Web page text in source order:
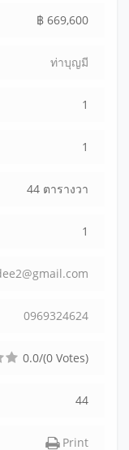
฿ 669,600
ท่าบุญมี
1
1
44 ตารางวา
1
ee2@gmail.com
0969324624
0.0/(0 Votes)
44
Print